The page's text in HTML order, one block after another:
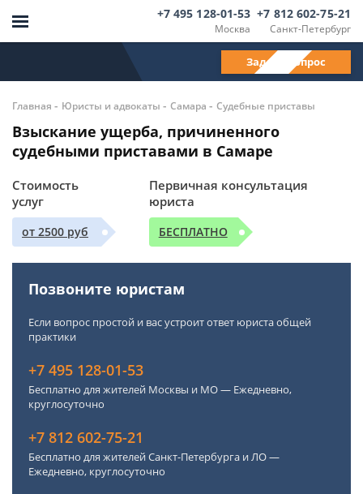
Москва
+7 495 128-01-53
Санкт-Петербург
+7 812 602-75-21
Задать вопрос
Главная - Юристы и адвокаты - Самара - Судебные приставы
Взыскание ущерба, причиненного
судебными приставами в Самаре
Стоимость
услуг
от 2500 руб
Первичная консультация
юриста
БЕСПЛАТНО
Позвоните юристам
Если вопрос простой и вас устроит ответ юриста общей
практики
+7 495 128-01-53
Бесплатно для жителей Москвы и МО — Ежедневно,
круглосуточно
+7 812 602-75-21
Бесплатно для жителей Санкт-Петербурга и ЛО —
Ежедневно, круглосуточно